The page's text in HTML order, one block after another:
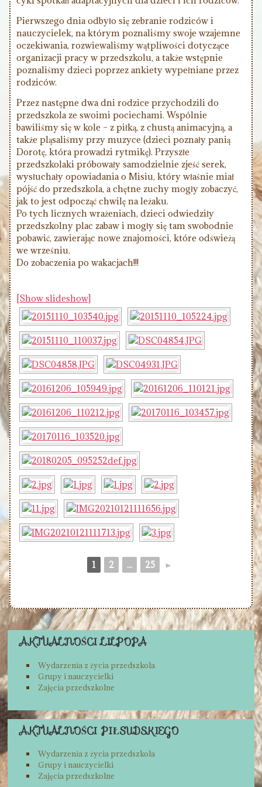
Pierwszego dnia odbyło się zebranie rodziców i
nauczycielek, na którym poznaliśmy swoje wzajemne
oczekiwania, rozwiewaliśmy wątpliwości dotyczące
organizacji pracy w przedszkolu, a także wstępnie
poznaliśmy dzieci poprzez ankiety wypełniane przez
rodziców.
Przez następne dwa dni rodzice przychodzili do
przedszkola ze swoimi pociechami. Wspólnie
bawiliśmy się w kole – z piłką, z chustą animacyjną, a
także pląsaliśmy przy muzyce (dzieci poznały panią
Dorotę, która prowadzi rytmikę). Przyszłe
przedszkolaki próbowały samodzielnie zjeść serek,
wysłuchały opowiadania o Misiu, który właśnie miał
pójść do przedszkola, a chętne zuchy mogły zobaczyć,
jak to jest odpocząć chwilę na leżaku.
Po tych licznych wrażeniach, dzieci odwiedziły
przedszkolny plac zabaw i mogły się tam swobodnie
pobawić, zawierając nowe znajomości, które odświeżą
we wrześniu.
Do zobaczenia po wakacjach!!!
[Show slideshow]
1 2 ... 25 ►
AKTUALNOŚCI LILPOPA
Wydarzenia z życia przedszkola
Grupy i nauczycielki
Zajęcia przedszkolne
AKTUALNOŚCI PIŁSUDSKIEGO
Wydarzenia z życia przedszkola
Grupy i nauczycielki
Zajęcia przedszkolne